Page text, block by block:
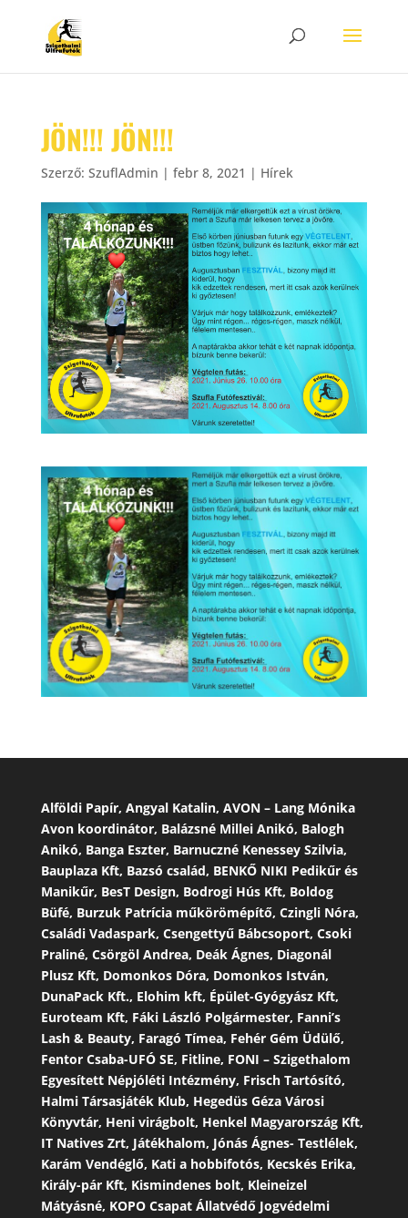
JÖN!!! JÖN!!!
Szerző: SzuflAdmin | febr 8, 2021 | Hírek
Alföldi Papír, Angyal Katalin, AVON – Lang Mónika
Avon koordinátor, Balázsné Millei Anikó, Balogh
Anikó, Banga Eszter, Barnuczné Kenessey Szilvia,
Bauplaza Kft, Bazsó család, BENKŐ NIKI Pedikűr és
Manikűr, BesT Design, Bodrogi Hús Kft, Boldog
Büfé, Burzuk Patrícia műkörömépítő, Czingli Nóra,
Családi Vadaspark, Csengettyű Bábcsoport, Csoki
Praliné, Csörgöl Andrea, Deák Ágnes, Diagonál
Plusz Kft, Domonkos Dóra, Domonkos István,
DunaPack Kft., Elohim kft, Épület-Gyógyász Kft,
Euroteam Kft, Fáki László Polgármester, Fanni’s
Lash & Beauty, Faragó Tímea, Fehér Gém Üdülő,
Fentor Csaba-UFÓ SE, Fitline, FONI – Szigethalom
Egyesített Népjóléti Intézmény, Frisch Tartósító,
Halmi Társasjáték Klub, Hegedüs Géza Városi
Könyvtár, Heni virágbolt, Henkel Magyarország Kft,
IT Natives Zrt, Játékhalom, Jónás Ágnes- Testlélek,
Karám Vendéglő, Kati a hobbifotós, Kecskés Erika,
Király-pár Kft, Kismindenes bolt, Kleineizel
Mátyásné, KOPO Csapat Állatvédő Jogvédelmi